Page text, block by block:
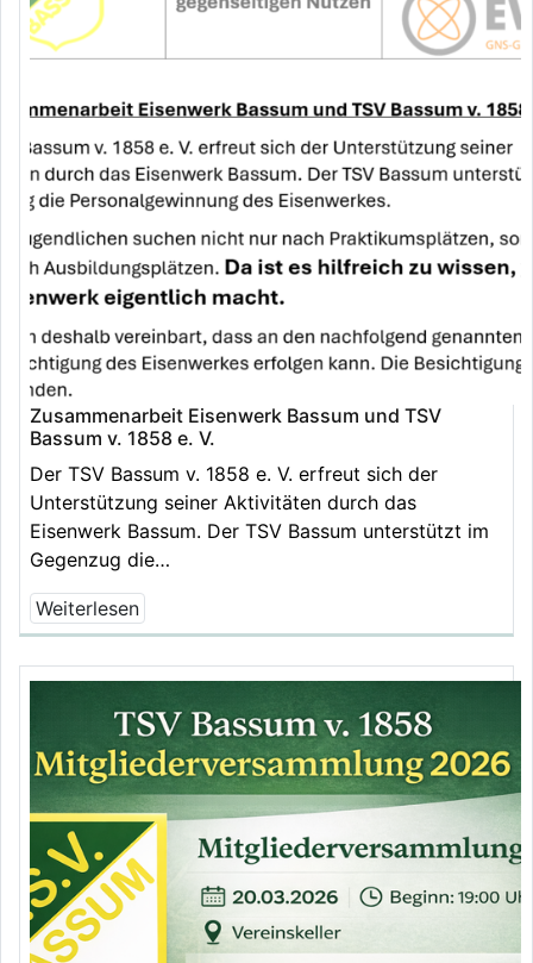
Zusammenarbeit Eisenwerk Bassum und TSV
Bassum v. 1858 e. V.
Der TSV Bassum v. 1858 e. V. erfreut sich der
Unterstützung seiner Aktivitäten durch das
Eisenwerk Bassum. Der TSV Bassum unterstützt im
Gegenzug die…
Weiterlesen